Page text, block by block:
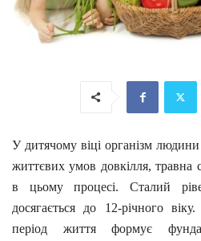
У дитячому віці організм
життєвих умов довкілля,
в цьому процесі. Сталий
досягається до 12-річного
період життя формує